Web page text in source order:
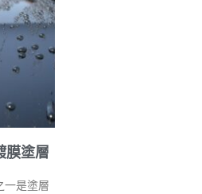
膜塗層
一是塗層